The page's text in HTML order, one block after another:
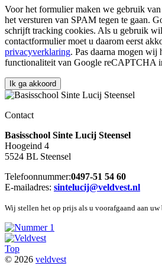
Voor het formulier maken we gebruik
het versturen van SPAM tegen te gaan.
schrijft tracking cookies. Als u gebruik
contactformulier moet u daarom eerst
privacyverklaring. Pas daarna mogen wij
functionaliteit van Google reCAPTCHA
Contact
Basisschool Sinte Lucij Steensel
Hoogeind 4
5524 BL Steensel
Telefoonnummer:0497-51 54 60
E-mailadres: sintelucij@veldvest.nl
Wij stellen het op prijs als u voorafgaand aan uw
Top
© 2026 veldvest